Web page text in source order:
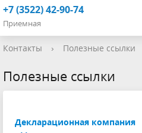
+7 (3522) 42-90-74
Приемная
Контакты › Полезные ссылки
Полезные ссылки
Декларационная компания